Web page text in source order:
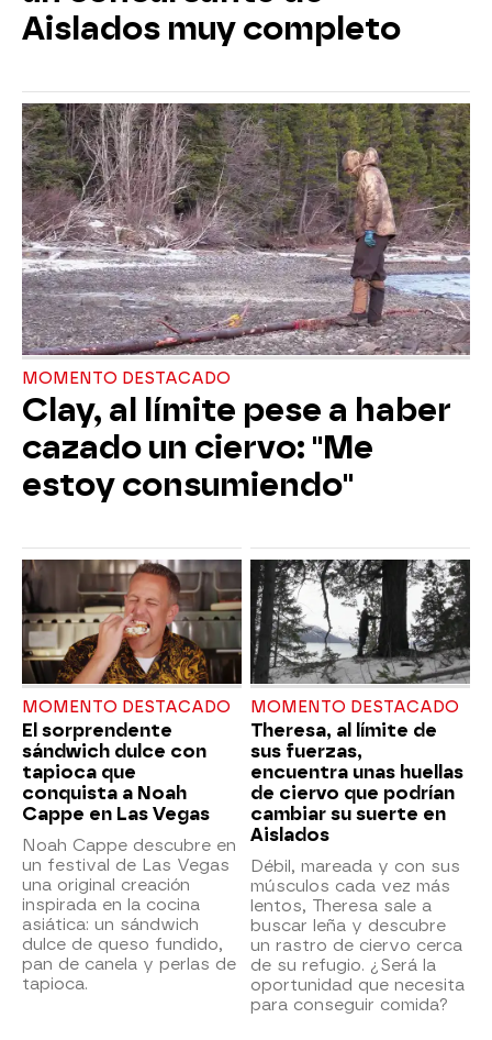
Aislados muy completo
MOMENTO DESTACADO
Clay, al límite pese a haber
cazado un ciervo: "Me
estoy consumiendo"
MOMENTO DESTACADO
El sorprendente
sándwich dulce con
tapioca que
conquista a Noah
Cappe en Las Vegas
Noah Cappe descubre en
un festival de Las Vegas
una original creación
inspirada en la cocina
asiática: un sándwich
dulce de queso fundido,
pan de canela y perlas de
tapioca.
MOMENTO DESTACADO
Theresa, al límite de
sus fuerzas,
encuentra unas huellas
de ciervo que podrían
cambiar su suerte en
Aislados
Débil, mareada y con sus
músculos cada vez más
lentos, Theresa sale a
buscar leña y descubre
un rastro de ciervo cerca
de su refugio. ¿Será la
oportunidad que necesita
para conseguir comida?